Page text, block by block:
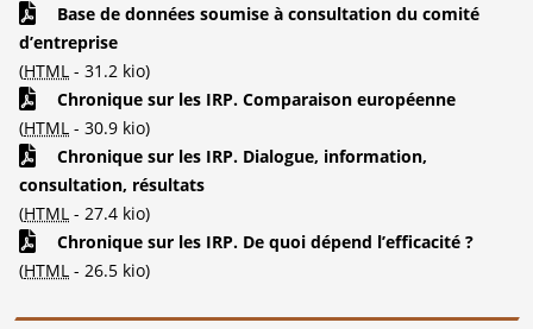
Base de données soumise à consultation du comité
d’entreprise
(HTML - 31.2 kio)
Chronique sur les IRP. Comparaison européenne
(HTML - 30.9 kio)
Chronique sur les IRP. Dialogue, information,
consultation, résultats
(HTML - 27.4 kio)
Chronique sur les IRP. De quoi dépend l’efficacité ?
(HTML - 26.5 kio)